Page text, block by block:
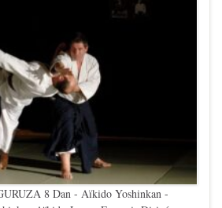
8 Dan - Aïkido Yoshinkan -